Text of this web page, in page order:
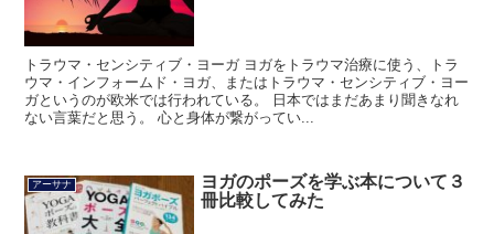
トラウマ・センシティブ・ヨーガ ヨガをトラウマ治療に使う、トラ
ウマ・インフォームド・ヨガ、またはトラウマ・センシティブ・ヨー
ガというのが欧米では行われている。 日本ではまだあまり聞きなれ
ない言葉だと思う。 心と身体が繋がってい...
アーサナ
ヨガのポーズを学ぶ本について３
冊比較してみた